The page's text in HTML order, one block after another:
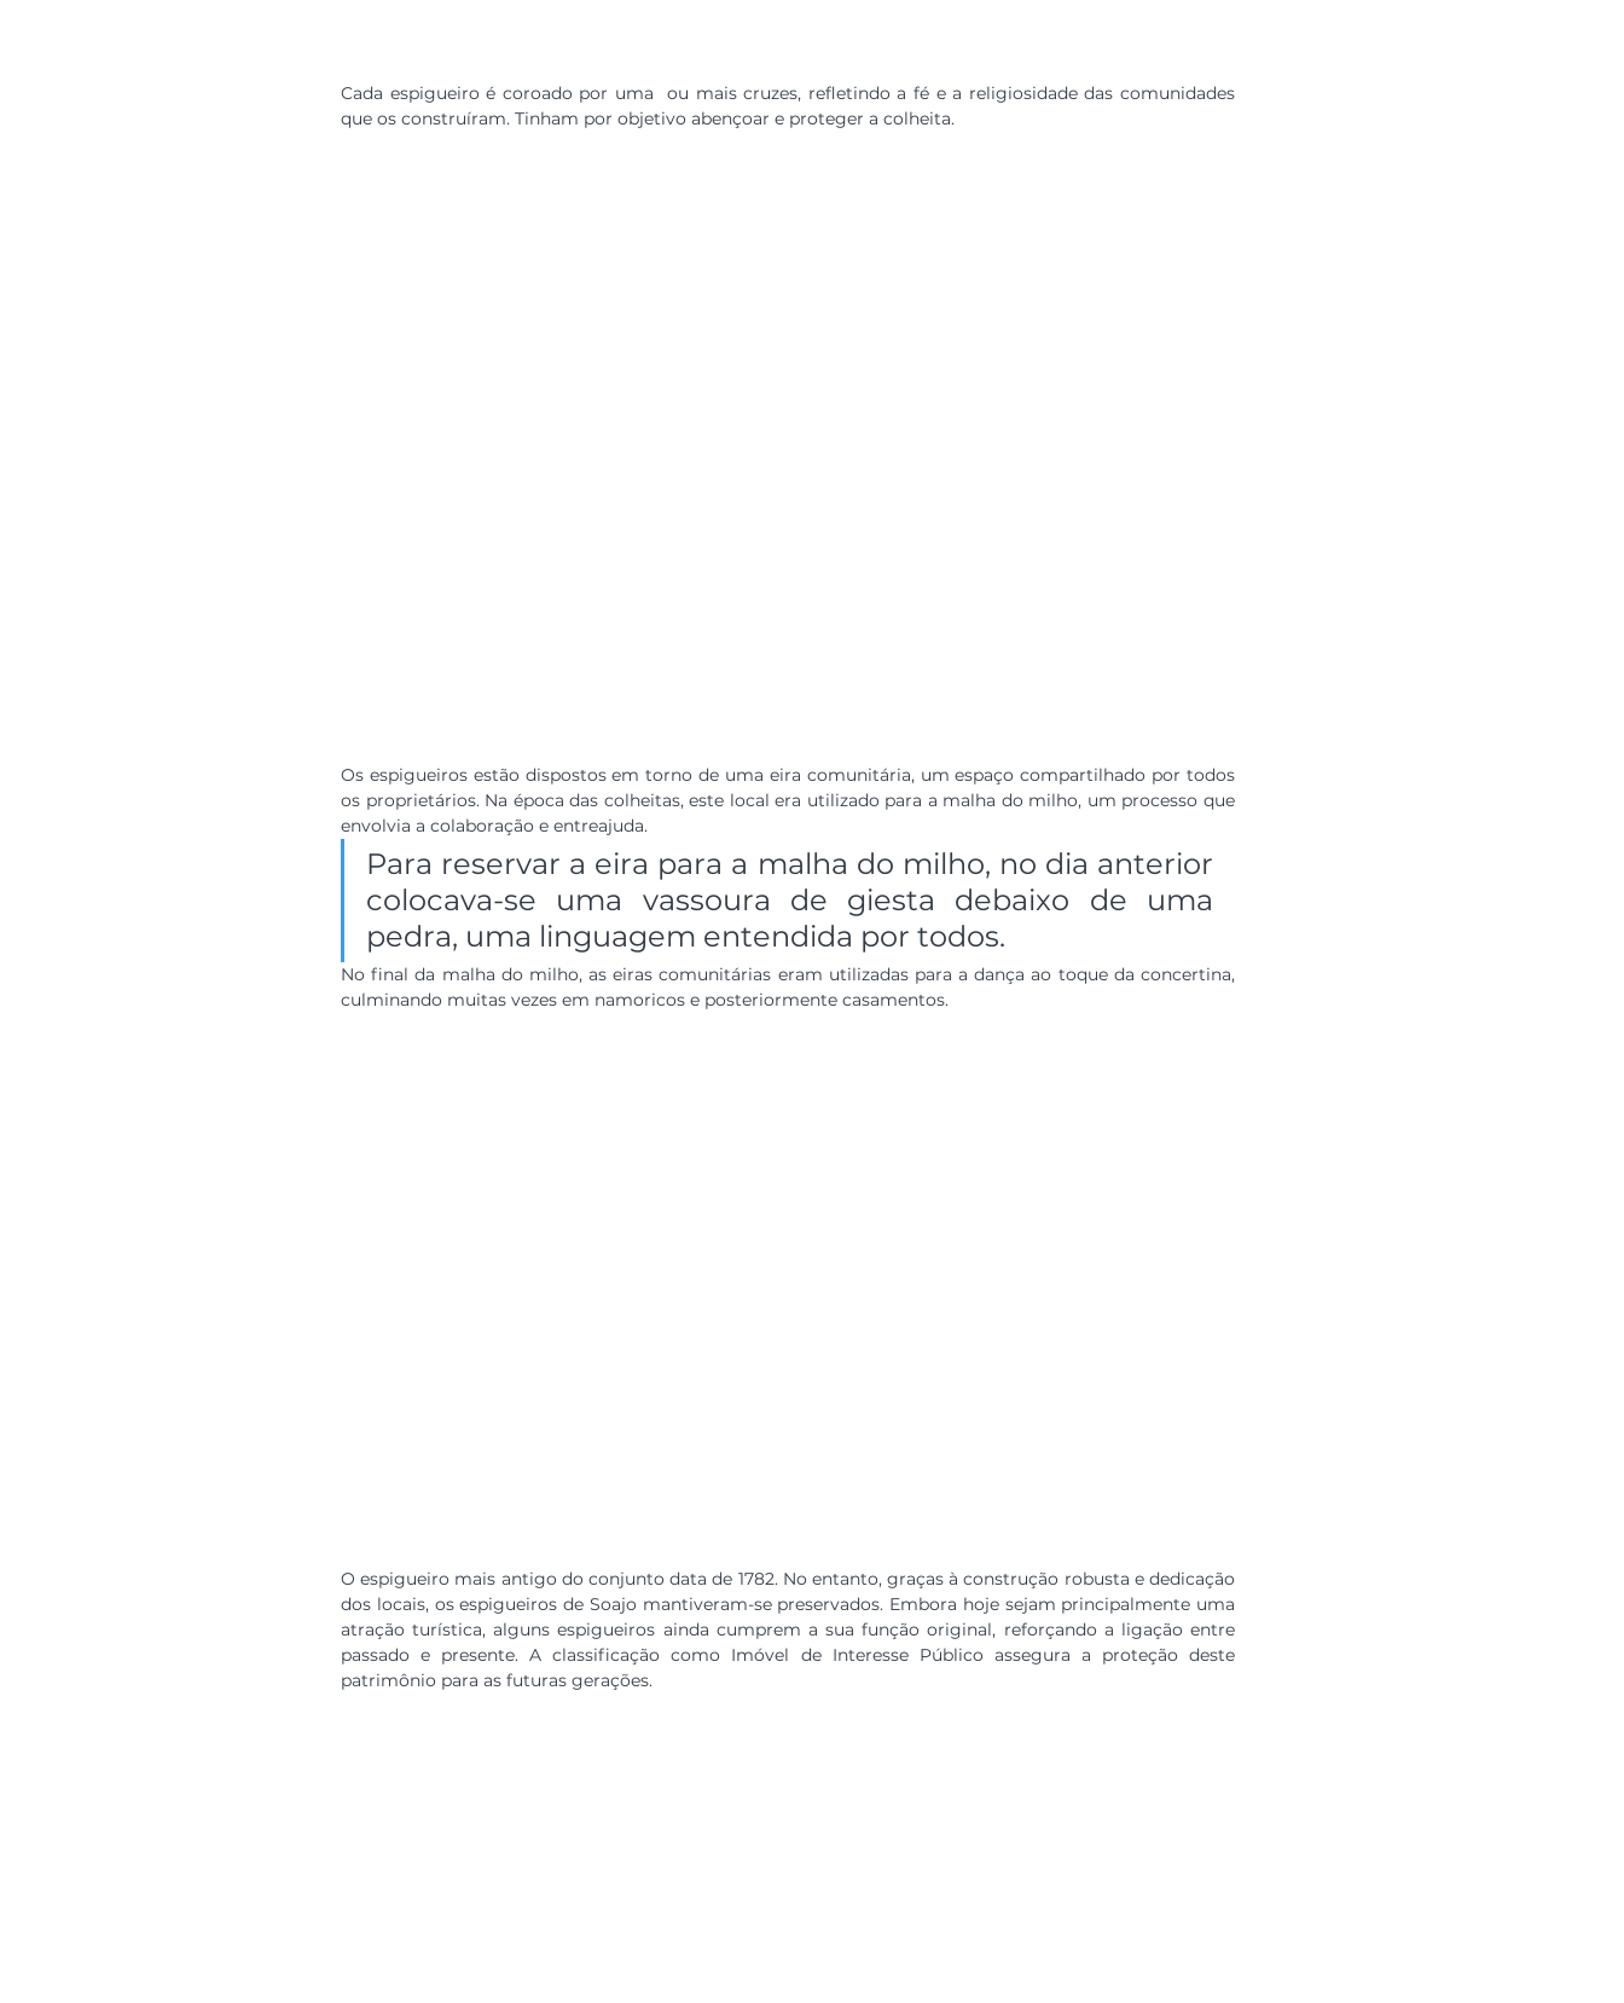
Cada espigueiro é coroado por uma  ou mais cruzes, refletindo a fé e a religiosidade das comunidades
que os construíram. Tinham por objetivo abençoar e proteger a colheita.
Os espigueiros estão dispostos em torno de uma eira comunitária, um espaço compartilhado por todos
os proprietários. Na época das colheitas, este local era utilizado para a malha do milho, um processo que
envolvia a colaboração e entreajuda.
Para reservar a eira para a malha do milho, no dia anterior
colocava-se uma vassoura de giesta debaixo de uma
pedra, uma linguagem entendida por todos.
No final da malha do milho, as eiras comunitárias eram utilizadas para a dança ao toque da concertina,
culminando muitas vezes em namoricos e posteriormente casamentos.
O espigueiro mais antigo do conjunto data de 1782. No entanto, graças à construção robusta e dedicação
dos locais, os espigueiros de Soajo mantiveram-se preservados. Embora hoje sejam principalmente uma
atração turística, alguns espigueiros ainda cumprem a sua função original, reforçando a ligação entre
passado e presente. A classificação como Imóvel de Interesse Público assegura a proteção deste
patrimônio para as futuras gerações.